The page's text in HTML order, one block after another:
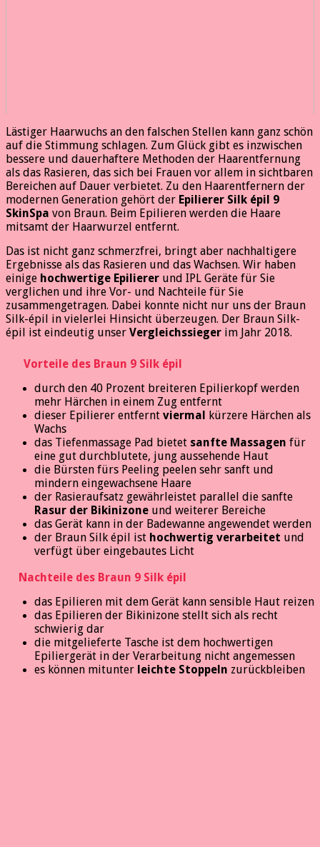
Lästiger Haarwuchs an den falschen Stellen kann ganz schön
auf die Stimmung schlagen. Zum Glück gibt es inzwischen
bessere und dauerhaftere Methoden der Haarentfernung
als das Rasieren, das sich bei Frauen vor allem in sichtbaren
Bereichen auf Dauer verbietet. Zu den Haarentfernern der
modernen Generation gehört der Epilierer Silk épil 9
SkinSpa von Braun. Beim Epilieren werden die Haare
mitsamt der Haarwurzel entfernt.
Das ist nicht ganz schmerzfrei, bringt aber nachhaltigere
Ergebnisse als das Rasieren und das Wachsen. Wir haben
einige hochwertige Epilierer und IPL Geräte für Sie
verglichen und ihre Vor- und Nachteile für Sie
zusammengetragen. Dabei konnte nicht nur uns der Braun
Silk-épil in vielerlei Hinsicht überzeugen. Der Braun Silk-
épil ist eindeutig unser Vergleichssieger im Jahr 2018.
Vorteile des Braun 9 Silk épil
durch den 40 Prozent breiteren Epilierkopf werden
mehr Härchen in einem Zug entfernt
dieser Epilierer entfernt viermal kürzere Härchen als
Wachs
das Tiefenmassage Pad bietet sanfte Massagen für
eine gut durchblutete, jung aussehende Haut
die Bürsten fürs Peeling peelen sehr sanft und
mindern eingewachsene Haare
der Rasieraufsatz gewährleistet parallel die sanfte
Rasur der Bikinizone und weiterer Bereiche
das Gerät kann in der Badewanne angewendet werden
der Braun Silk épil ist hochwertig verarbeitet und
verfügt über eingebautes Licht
Nachteile des Braun 9 Silk épil
das Epilieren mit dem Gerät kann sensible Haut reizen
das Epilieren der Bikinizone stellt sich als recht
schwierig dar
die mitgelieferte Tasche ist dem hochwertigen
Epiliergerät in der Verarbeitung nicht angemessen
es können mitunter leichte Stoppeln zurückbleiben